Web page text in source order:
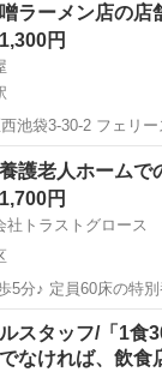
ラーメン店の
円
池袋3-30-2 フェリ
3分 JR山手線 池
徒歩3分 ／ 要町駅 徒歩0分 週勤
駅 キッチン
護老人ホームで
円
社トラストグロー
5分♪ 定員60床の特
お任せ
ざみ・ 盛付・在庫管
ッチン
スタッフ/「1食
なければ、飲